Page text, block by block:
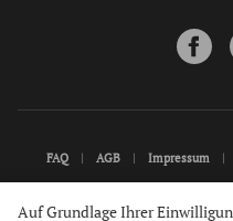
FAQ AGB Impressum
Auf Grundlage Ihrer